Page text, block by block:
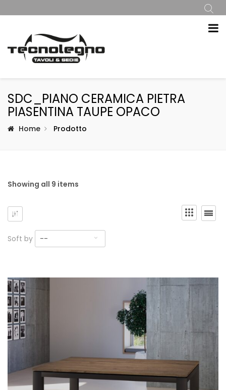
SDC_PIANO CERAMICA PIETRA
PIASENTINA TAUPE OPACO
Home Prodotto
Showing all 9 items
Soft by --